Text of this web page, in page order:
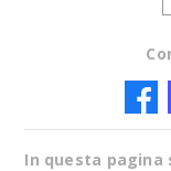
In questa pagina